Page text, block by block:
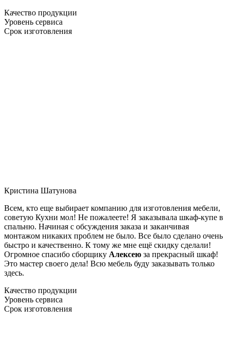
Качество продукции
Уровень сервиса
Срок изготовления
Кристина Шатунова
Всем, кто еще выбирает компанию для изготовления мебели,
советую Кухни мол! Не пожалеете! Я заказывала шкаф-купе в
спальню. Начиная с обсуждения заказа и заканчивая
монтажом никаких проблем не было. Все было сделано очень
быстро и качественно. К тому же мне ещё скидку сделали!
Огромное спасибо сборщику Алексею за прекрасный шкаф!
Это мастер своего дела! Всю мебель буду заказывать только
здесь.
Качество продукции
Уровень сервиса
Срок изготовления